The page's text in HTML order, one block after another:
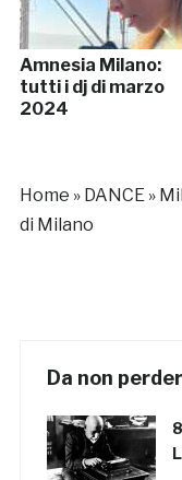
Amnesia Milano:
tutti i dj di marzo
2024
Home » DANCE»
di Milano
Da non